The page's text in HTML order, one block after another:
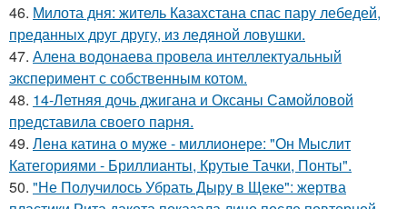
46. Милота дня: житель Казахстана спас пару лебедей,
преданных друг другу, из ледяной ловушки.
47. Алена водонаева провела интеллектуальный
эксперимент с собственным котом.
48. 14-Летняя дочь джигана и Оксаны Самойловой
представила своего парня.
49. Лена катина о муже - миллионере: "Он Мыслит
Категориями - Бриллианты, Крутые Тачки, Понты".
50. "Не Получилось Убрать Дыру в Щеке": жертва